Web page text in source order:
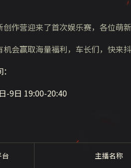
创作营迎来了首次娱乐赛，各位萌
会赢取海量福利，车长们，快来抖
-9日 19:00-20:40
主播名称